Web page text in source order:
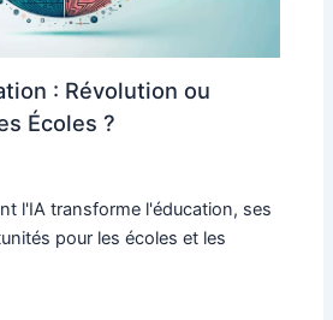
: Révolution ou
Écoles ?
l'IA transforme l'éducation, ses
pour les écoles et les